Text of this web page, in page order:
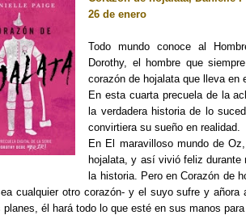
26 de enero
Todo mundo conoce al
Dorothy, el hombre que
corazón de hojalata que lleva en
En esta cuarta precuela de la
la verdadera historia de lo
convirtiera su sueño en realidad.
En El maravilloso mundo de
hojalata, y así vivió feliz durante
la historia. Pero en Corazón de
cualquier otro corazón- y el suyo sufre y
planes, él hará todo lo que esté en sus manos